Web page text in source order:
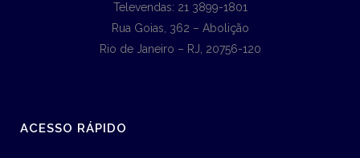
Televendas: 21 3899-1801
Rua Goias, 362 – Abolição
Rio de Janeiro – RJ, 20756-120
ACESSO RÁPIDO